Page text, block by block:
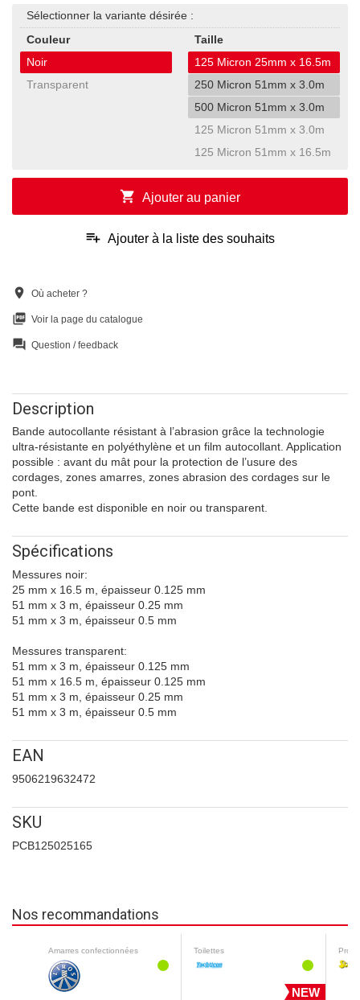
Sélectionner la variante désirée :
Couleur
Noir
Transparent
Taille
125 Micron 25mm x 16.5m
250 Micron 51mm x 3.0m
500 Micron 51mm x 3.0m
125 Micron 51mm x 3.0m
125 Micron 51mm x 16.5m
shopping_cart Ajouter au panier
playlist_add Ajouter à la liste des souhaits
location_on Où acheter ?
picture_as_pdf Voir la page du catalogue
question_answer Question / feedback
Description
Bande autocollante résistant à l’abrasion grâce la technologie
ultra-résistante en polyéthylène et un film autocollant. Application
possible : avant du mât pour la protection de l’usure des
cordages, zones amarres, zones abrasion des cordages sur le
pont.
Cette bande est disponible en noir ou transparent.
Spécifications
Messures noir:
25 mm x 16.5 m, épaisseur 0.125 mm
51 mm x 3 m, épaisseur 0.25 mm
51 mm x 3 m, épaisseur 0.5 mm
Messures transparent:
51 mm x 3 m, épaisseur 0.125 mm
51 mm x 16.5 m, épaisseur 0.125 mm
51 mm x 3 m, épaisseur 0.25 mm
51 mm x 3 m, épaisseur 0.5 mm
EAN
9506219632472
SKU
PCB125025165
Nos recommandations
Amarres confectionnées Toilettes
NEW